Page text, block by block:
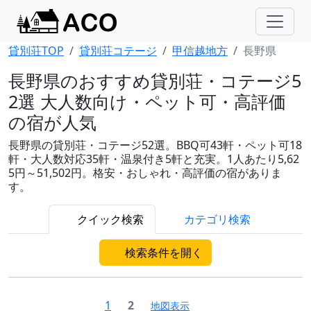
貸別荘TOP 貸別荘コテージ 甲信越地方 長野県
長野県のおすすめ貸別荘・コテージ5
2選 大人数向け・ペット可・高評価
の宿が人気
長野県の貸別荘・コテージ52選。BBQ可43軒・ペット可18
軒・大人数対応35軒・温泉付き5軒と充実。1人あたり5,62
5円～51,502円。格安・おしゃれ・高評価の宿がありま
す。
クイック検索 カテゴリ検索
検索条件を開く
1 2 地図表示